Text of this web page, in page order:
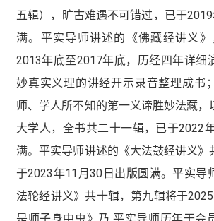
五辑），旷古难遇不可错过，已于
满。平实导师讲述的《佛藏经讲义
2013年底至2017年底，历经四年详细
妙真实义理的讲经开示录音整理成书
师、学人所不知的第一义谛胜妙法藏，
大学人，全书共二十一辑，已于2022
满。平实导师讲述的《大法鼓经讲义》
于2023年11月30日出版圆满。平实导
法轮经讲义》共十辑，第九辑将于
是师子身中虫》乃 平实导师历年于会